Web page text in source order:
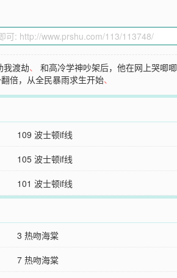
我渡劫、和高冷学神吵架后，他在网上哭唧唧
倍，从全民暴雨求生开始、
109 波士顿if线
105 波士顿if线
101 波士顿if线
3 热吻海棠
7 热吻海棠